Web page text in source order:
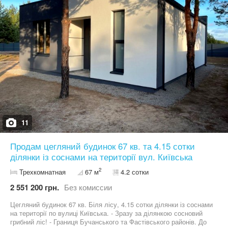
11
Продам цегляний будинок 67 кв. та 4.15 сотки
ділянки із соснами на території вул. Київська
Трехкомнатная 67 м2 4.2 сотки
2 551 200 грн. Без комиссии
Цегляний будинок 67 кв. Біля лісу, 4.15 сотки ділянки із соснами
на території по вулиці Київська. - Зразу за ділянкою сосновий
грибний ліс! - Границя Бучанського та Фастівського районів. До